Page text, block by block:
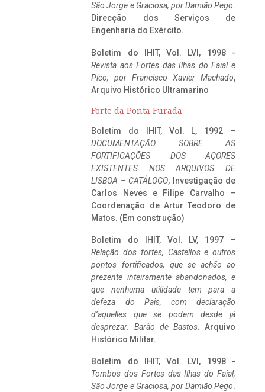
São Jorge e Graciosa, por Damião Pego.
Direcção dos Serviços de
Engenharia do Exército.
Boletim do IHIT, Vol. LVI, 1998 -
Revista aos Fortes das Ilhas do Faial e
Pico, por Francisco Xavier Machado,
Arquivo Histórico Ultramarino
Forte da Ponta Furada
Boletim do IHIT, Vol. L, 1992 –
DOCUMENTAÇÃO SOBRE AS
FORTIFICAÇÕES DOS AÇORES
EXISTENTES NOS ARQUIVOS DE
LISBOA – CATÁLOGO, Investigação de
Carlos Neves e Filipe Carvalho –
Coordenação de Artur Teodoro de
Matos. (Em construção)
Boletim do IHIT, Vol. LV, 1997 –
Relação dos fortes, Castellos e outros
pontos fortificados, que se achão ao
prezente inteiramente abandonados, e
que nenhuma utilidade tem para a
defeza do Pais, com declaração
d’aquelles que se podem desde já
desprezar. Barão de Bastos. Arquivo
Histórico Militar.
Boletim do IHIT, Vol. LVI, 1998 -
Tombos dos Fortes das Ilhas do Faial,
São Jorge e Graciosa, por Damião Pego.